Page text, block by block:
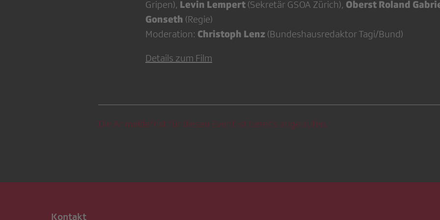
Gripen), Levin Lempert (Sekretär GSOA Zürich), Oberst Roland
Gonseth (Regie)
Moderation: Christoph Lenz (Bundeshausredaktor Tagi/Bund)
Details zum Film
Die Anmeldefrist für diesen Event ist bereits abgelaufen.
Kontakt